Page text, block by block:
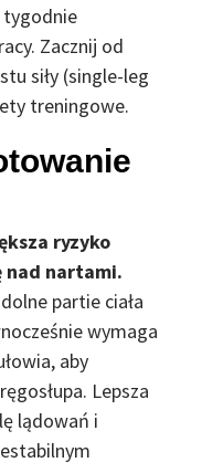
tygodnie
Zacznij od
siły (single-leg
treningowe.
ryzyko
nad nartami.
partie ciała
wymaga
aby
Lepsza
lądowań i